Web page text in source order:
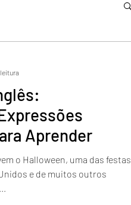
Aprender
o Halloween, uma das festas
e de muitos outros